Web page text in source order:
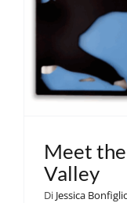
Meet
Valley
Di Jessica